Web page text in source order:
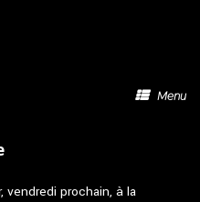
Menu
vendredi prochain, à la